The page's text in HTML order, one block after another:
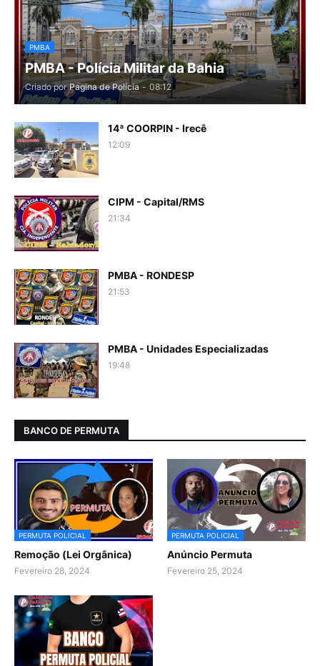
PMBA
PMBA - Polícia Militar da Bahia
Criado por Pagina de Polícia - 08:12
14ª COORPIN - Irecê
12:09
CIPM - Capital/RMS
21:34
PMBA - RONDESP
21:53
PMBA - Unidades Especializadas
19:48
BANCO DE PERMUTA
PERMUTA POLICIAL
Remoção (Lei Orgânica)
Fevereiro 28, 2024
PERMUTA POLICIAL
Anúncio Permuta
Fevereiro 25, 2024